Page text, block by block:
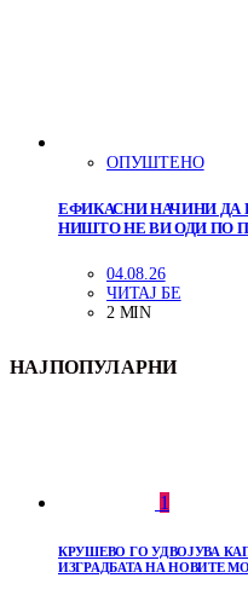
ОПУШТЕНО
ЕФИКАСНИ НАЧИНИ ДА
НИШТО НЕ ВИ ОДИ ПО
04.08.26
ЧИТАЈ БЕ
2 MIN
НАЈПОПУЛАРНИ
1
КРУШЕВО ГО УДВОЈУВА
ИЗГРАДБАТА НА НОВИТЕ